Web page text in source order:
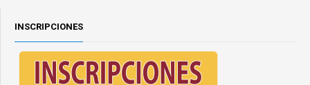
INSCRIPCIONES